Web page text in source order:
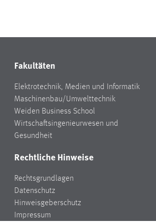
Fakultäten
Elektrotechnik, Medien und Informatik
Maschinenbau/Umwelttechnik
Weiden Business School
Wirtschaftsingenieurwesen und
Gesundheit
Rechtliche Hinweise
Rechtsgrundlagen
Datenschutz
Hinweisgeberschutz
Impressum